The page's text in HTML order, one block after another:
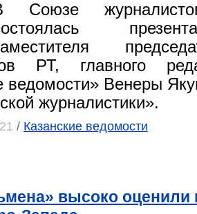
Союзе
РТ, главного
ведомости» Венеры
журналистики».
/ Казанские ведомости
высоко